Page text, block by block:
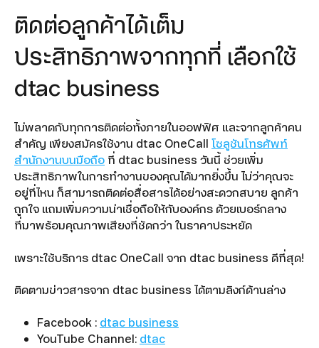
ติดต่อลูกค้าได้เต็ม
ประสิทธิภาพจากทุกที่ เลือกใช้
dtac business
ไม่พลาดกับทุกการติดต่อทั้งภายในออฟฟิศ และจากลูกค้าคน
สำคัญ เพียงสมัครใช้งาน dtac OneCall โซลูชันโทรศัพท์
สำนักงานบนมือถือ ที่ dtac business วันนี้ ช่วยเพิ่ม
ประสิทธิภาพในการทำงานของคุณได้มากยิ่งขึ้น ไม่ว่าคุณจะ
อยู่ที่ไหน ก็สามารถติดต่อสื่อสารได้อย่างสะดวกสบาย ลูกค้า
ถูกใจ แถมเพิ่มความน่าเชื่อถือให้กับองค์กร ด้วยเบอร์กลาง
ที่มาพร้อมคุณภาพเสียงที่ชัดกว่า ในราคาประหยัด
เพราะใช้บริการ dtac OneCall จาก dtac business ดีที่สุด!
ติดตามข่าวสารจาก dtac business ได้ตามลิงก์ด้านล่าง
Facebook : dtac business
YouTube Channel: dtac